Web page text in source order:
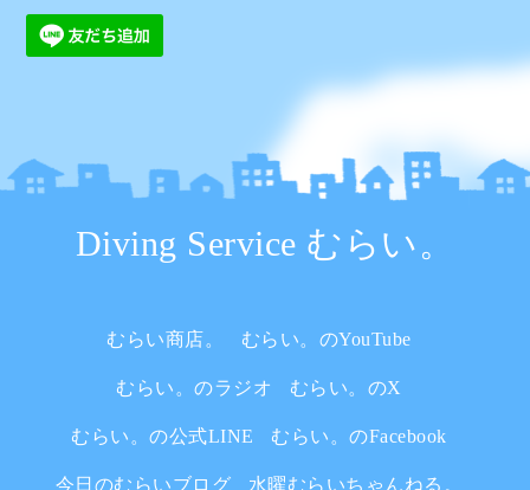
Diving Service むらい。
むらい商店。 むらい。のYouTube
むらい。のラジオ むらい。のX
むらい。の公式LINE むらい。のFacebook
今日のむらいブログ 水曜むらいちゃんねる。